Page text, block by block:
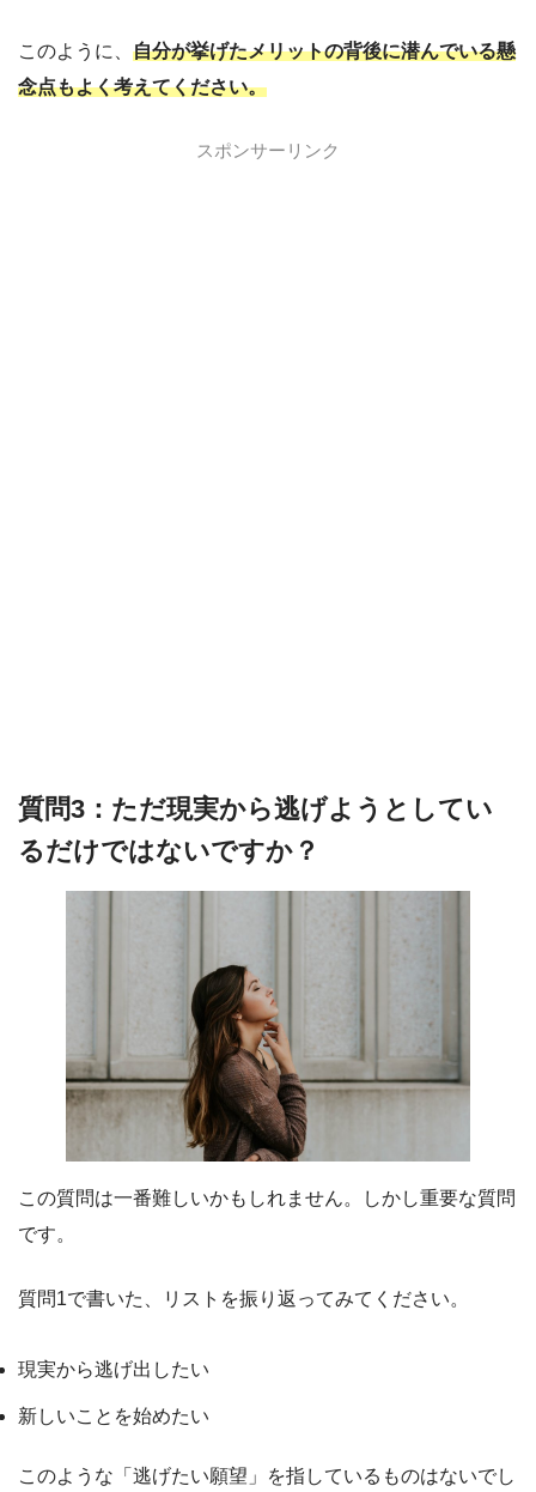
このように、 自分が挙げたメリットの背後に潜んでいる懸
念点もよく考えてください。
スポンサーリンク
質問3：ただ現実から逃げようとしてい
るだけではないですか？
この質問は一番難しいかもしれません。しかし重要な質問
です。
質問1で書いた、リストを振り返ってみてください。
現実から逃げ出したい
新しいことを始めたい
このような「逃げたい願望」を指しているものはないでし